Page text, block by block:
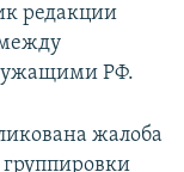
редакции
РФ.
жалоба